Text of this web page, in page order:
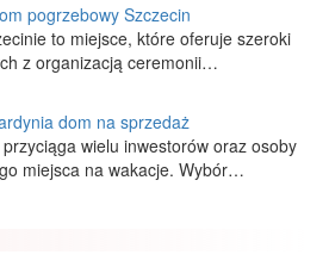
pogrzebowy Szczecin
to miejsce, które oferuje szeroki
z organizacją ceremonii…
dom na sprzedaż
wielu inwestorów oraz osoby
miejsca na wakacje. Wybór…